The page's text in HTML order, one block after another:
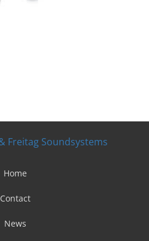
Home
Contact
News